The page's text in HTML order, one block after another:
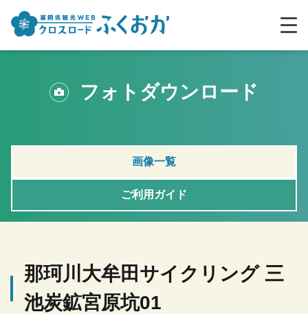
フォトダウンロード
画像一覧
ご利用ガイド
那珂川大牟田サイクリング 三
池炭鉱宮原坑01